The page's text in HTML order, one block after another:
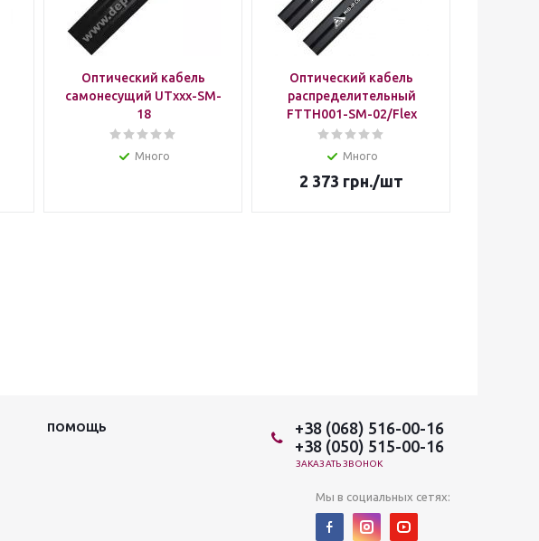
Оптический кабель
самонесущий UTxxx-SM-
18
Много
Оптический кабель
распределительный
FTTH001-SM-02/Flex
Много
2 373 грн./шт
ПОМОЩЬ
+38 (068) 516-00-16
+38 (050) 515-00-16
ЗАКАЗАТЬ ЗВОНОК
Мы в социальных сетях: